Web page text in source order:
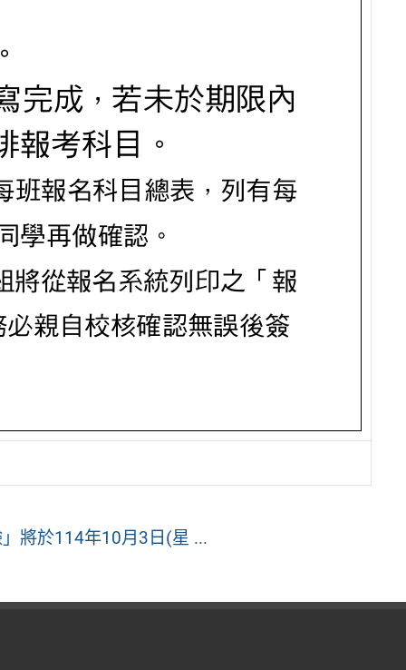
將於114年10月3日(星 ...